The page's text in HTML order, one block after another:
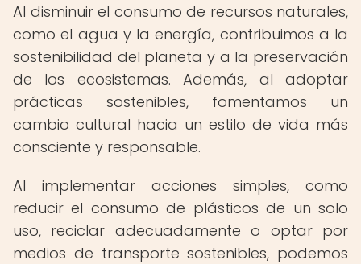
Al disminuir el consumo de recursos naturales,
como el agua y la energía, contribuimos a la
sostenibilidad del planeta y a la preservación
de los ecosistemas. Además, al adoptar
prácticas sostenibles, fomentamos un
cambio cultural hacia un estilo de vida más
consciente y responsable.
Al implementar acciones simples, como
reducir el consumo de plásticos de un solo
uso, reciclar adecuadamente o optar por
medios de transporte sostenibles, podemos